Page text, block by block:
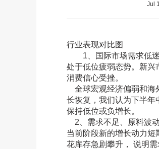
Jul
行业表现对比图
1、国际市场需求低迷
处于低位疲弱态势。新兴
消费信心受挫。
全球宏观经济偏弱和海
长恢复，我们认为下半年
保持低位或负增长。
2、需求不足、原料波
当前阶段新的增长动力
花库存急剧攀升， 说明